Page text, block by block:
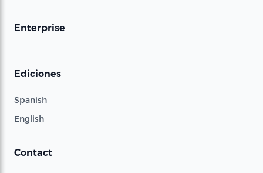
Enterprise
Ediciones
Spanish
English
Contact